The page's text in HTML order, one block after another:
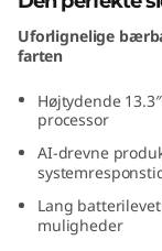
Uforlignelige
farten
Højtydende
processor
AI-drevne
Lang
muligheder